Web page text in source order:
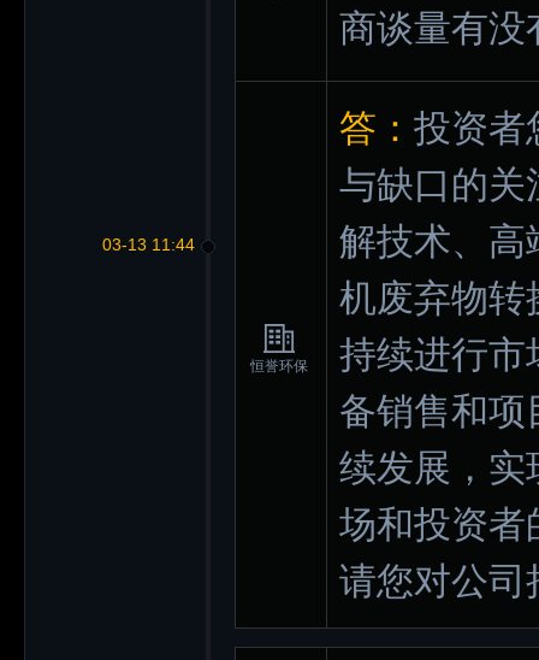
03-13 11:44
商谈量有没
恒誉环保
答： 投资者
与缺口的关
解技术、高
机废弃物转
持续进行市
备销售和项
续发展，实
场和投资者
请您对公司